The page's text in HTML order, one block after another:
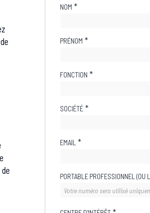
NOM *
PRÉNOM *
FONCTION *
SOCIÉTÉ *
EMAIL *
PORTABLE PROFESSIONNEL (OU